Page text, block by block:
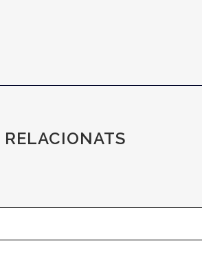
RELACIONATS